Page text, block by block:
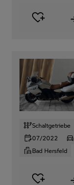
Schaltgetriebe
07/2022
Bad Hersfeld